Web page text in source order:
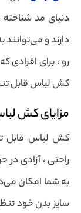
دنیای مد
دارند و می‌توانند
رو ، برای
کش لباس قابل
مزایای کش
کش لباس قابل
راحتی ، آزادی
به شما امکان
سایز بدن خود